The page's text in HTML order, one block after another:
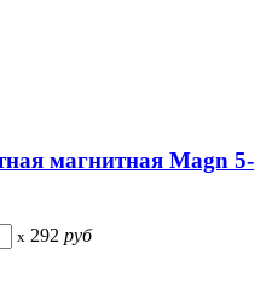
магнитная Magn 5-
x 292 руб